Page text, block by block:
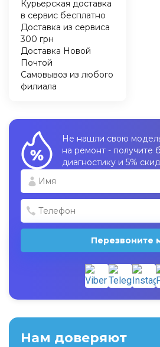
Курьерская доставка
в сервис бесплатно
Доставка из сервиса
300 грн
Доставка Новой
Почтой
Самовывоз из любого
филиала
Не нашли свою
на ремонт - получите
диагностику и 5%
Перезвоните
Нам доверяют